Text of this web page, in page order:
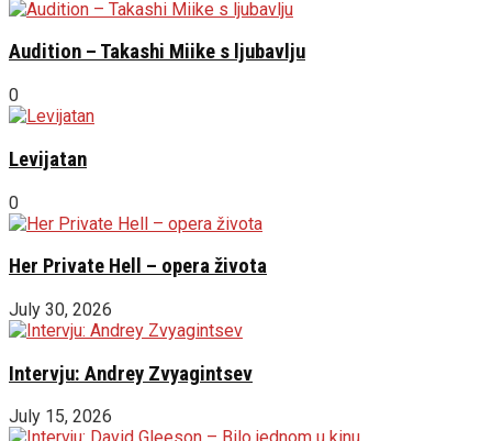
Audition – Takashi Miike s ljubavlju
0
Levijatan
0
Her Private Hell – opera života
July 30, 2026
Intervju: Andrey Zvyagintsev
July 15, 2026